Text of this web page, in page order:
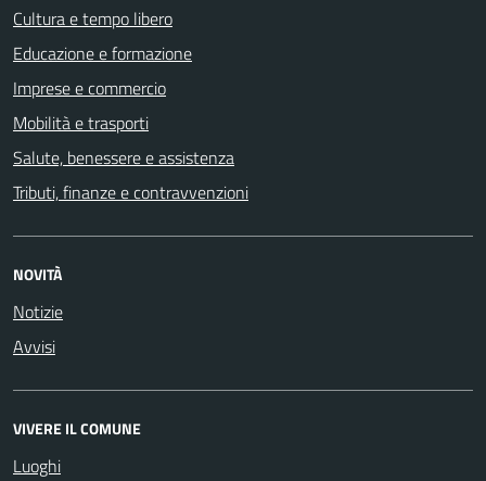
Cultura e tempo libero
Educazione e formazione
Imprese e commercio
Mobilità e trasporti
Salute, benessere e assistenza
Tributi, finanze e contravvenzioni
NOVITÀ
Notizie
Avvisi
VIVERE IL COMUNE
Luoghi